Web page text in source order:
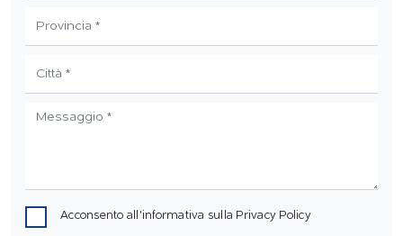
Acconsento all'informativa sulla Privacy Policy